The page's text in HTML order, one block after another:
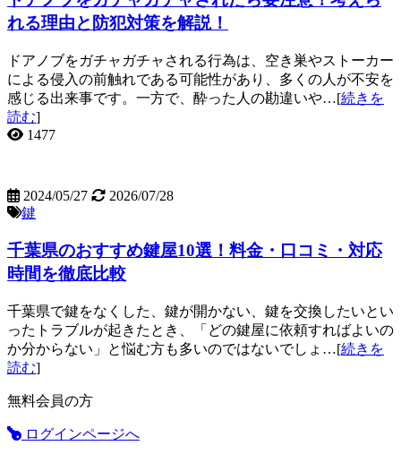
れる理由と防犯対策を解説！
ドアノブをガチャガチャされる行為は、空き巣やストーカー
による侵入の前触れである可能性があり、多くの人が不安を
感じる出来事です。一方で、酔った人の勘違いや…[続きを
読む]
1477
2024/05/27
2026/07/28
鍵
千葉県のおすすめ鍵屋10選！料金・口コミ・対応
時間を徹底比較
千葉県で鍵をなくした、鍵が開かない、鍵を交換したいとい
ったトラブルが起きたとき、「どの鍵屋に依頼すればよいの
か分からない」と悩む方も多いのではないでしょ…[続きを
読む]
無料会員の方
ログインページへ